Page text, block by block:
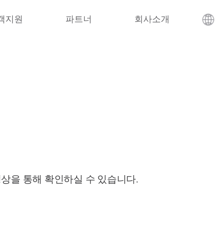
지원 파트너 회사소개
을 통해 확인하실 수 있습니다.